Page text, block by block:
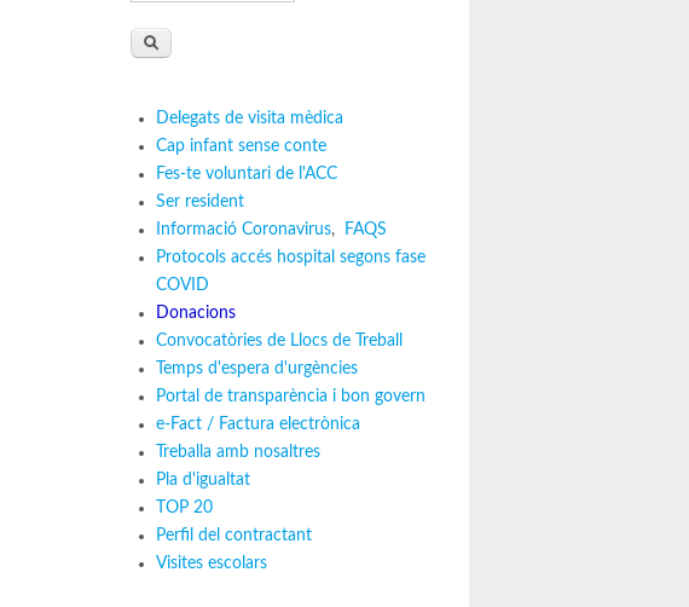
Delegats de visita mèdica
Cap infant sense conte
Fes-te voluntari de l'ACC
Ser resident
Informació Coronavirus,
FAQS
Protocols accés hospital segons fase
COVID
Donacions
Convocatòries de Llocs de Treball
Temps d'espera d'urgències
Portal de transparència i bon govern
e-Fact / Factura electrònica
Treballa amb nosaltres
Pla d'igualtat
TOP 20
Perfil del contractant
Visites escolars